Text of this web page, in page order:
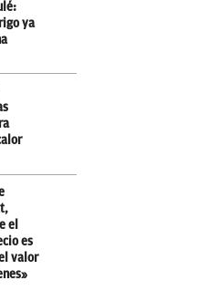
ya
el
es
valor